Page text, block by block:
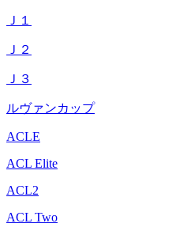
Ｊ１
Ｊ２
Ｊ３
ルヴァンカップ
ACLE
ACL Elite
ACL2
ACL Two